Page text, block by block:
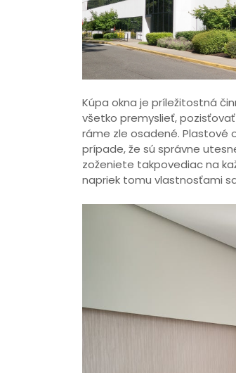
Kúpa okna je príležitostná
všetko premyslieť,
ráme zle osadené. Plastové
prípade, že sú správne
zoženiete takpovediac na
napriek tomu vlastnosťami